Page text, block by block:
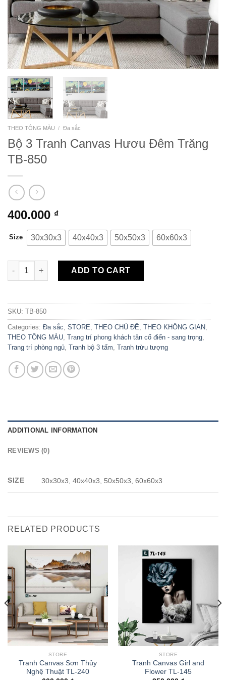
THEO TÔNG MÀU / Đa sắc
Bộ 3 Tranh Canvas Hươu Đêm Trăng
TB-850
400.000 ₫
Size 30x30x3 40x40x3 50x50x3 60x60x3
Bộ 3 Tranh Canvas Hươu Đêm Trăng TB-850 quantity
ADD TO CART
SKU: TB-850
Categories: Đa sắc STORE THEO CHỦ ĐỀ THEO KHÔNG GIAN
THEO TÔNG MÀU Trang trí phong khách tân cổ điển - sang trọng
Trang trí phòng ngủ Tranh bộ 3 tấm Tranh trừu tượng
ADDITIONAL INFORMATION
REVIEWS (0)
SIZE 30x30x3, 40x40x3, 50x50x3, 60x60x3
RELATED PRODUCTS
STORE
Tranh Canvas Sơn Thủy
Nghệ Thuật TL-240
STORE
Tranh Canvas Girl and
Flower TL-145